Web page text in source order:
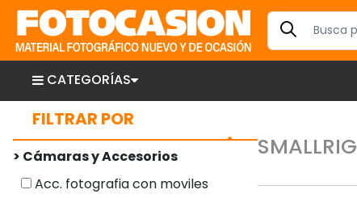
CATEGORÍAS
FILTRAR POR
> Cámaras y Accesorios
Acc. fotografia con moviles
SMALLRIG